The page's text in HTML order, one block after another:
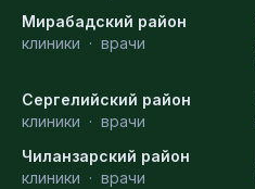
Мирабадский район
клиники · врачи
Сергелийский район
клиники · врачи
Чиланзарский район
клиники · врачи